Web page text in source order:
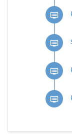
dvr
dvr
dvr
dvr